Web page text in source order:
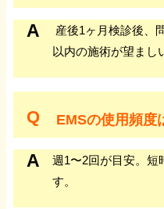
交通事
交通事
交通事
産後1ヶ月検診後、
以内の施術が望まし
EMSの使用頻度
週1〜2回が目安。短
す。